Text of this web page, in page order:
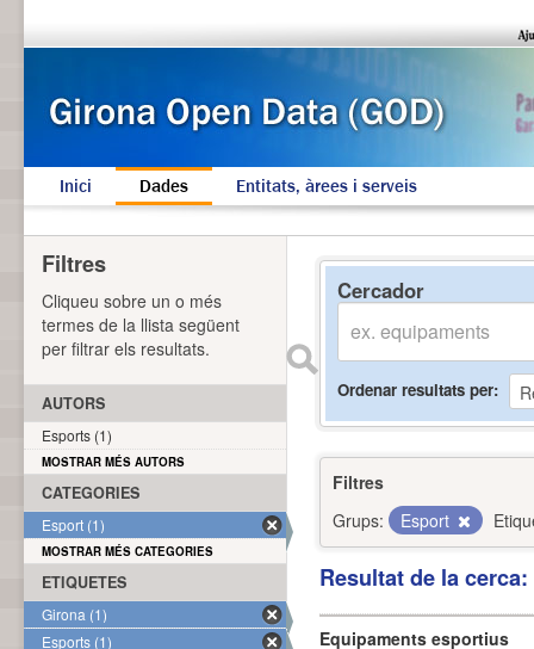
Inici Dades Entitats, àrees i serveis
Cercador
Ordenar resultats per
Filtres
Grups:
Esport
Resultat de la
Equipaments esportius
Filtres
Cliqueu sobre un o més
termes de la llista següent
per filtrar els resultats.
AUTORS
Esports (1)
MOSTRAR MÉS AUTORS
CATEGORIES
Esport (1)
MOSTRAR MÉS CATEGORIES
ETIQUETES
Girona (1)
Esports (1)